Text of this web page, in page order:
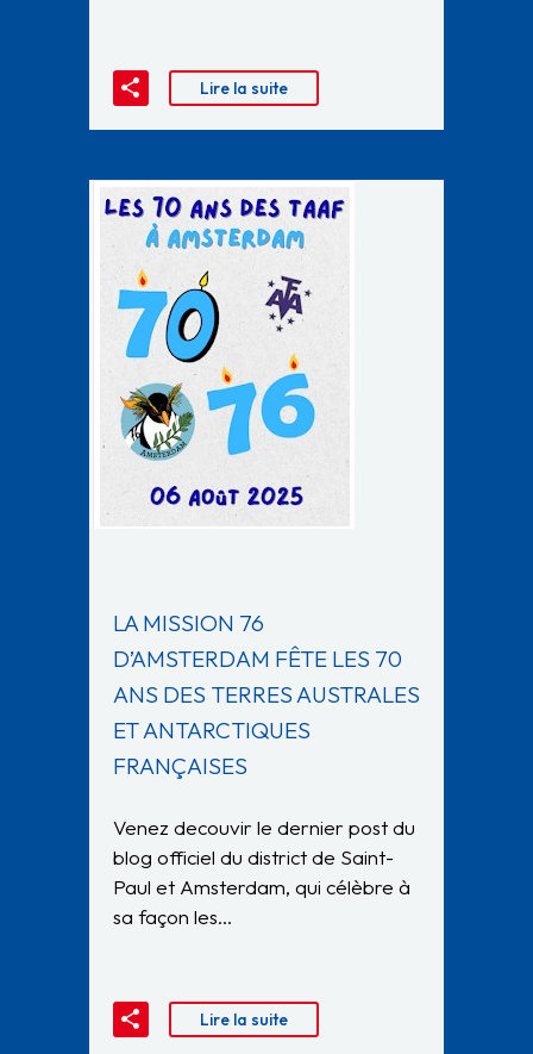
Lire la suite
LA MISSION 76
D’AMSTERDAM FÊTE LES 70
ANS DES TERRES AUSTRALES
ET ANTARCTIQUES
FRANÇAISES
Venez decouvir le dernier post du
blog officiel du district de Saint-
Paul et Amsterdam, qui célèbre à
sa façon les…
Lire la suite